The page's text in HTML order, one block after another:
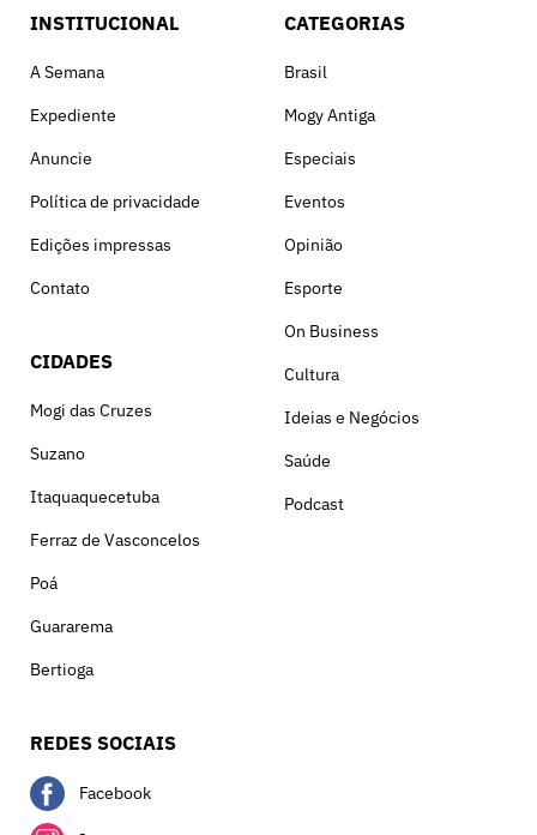
INSTITUCIONAL
A Semana
Expediente
Anuncie
Política de privacidade
Edições impressas
Contato
CIDADES
Mogi das Cruzes
Suzano
Itaquaquecetuba
Ferraz de Vasconcelos
Poá
Guararema
Bertioga
CATEGORIAS
Brasil
Mogy Antiga
Especiais
Eventos
Opinião
Esporte
On Business
Cultura
Ideias e Negócios
Saúde
Podcast
REDES SOCIAIS
Facebook